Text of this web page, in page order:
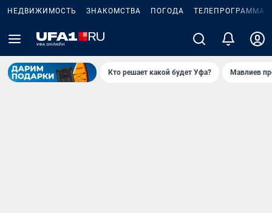
НЕДВИЖИМОСТЬ ЗНАКОМСТВА ПОГОДА ТЕЛЕПРОГРАММА
Кто решает какой будет Уфа? Мавлиев